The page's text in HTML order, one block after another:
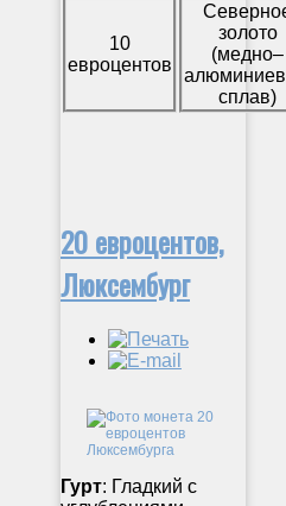
10
евроцентов
золото
(медно–
сплав)
20 евроцентов,
Люксембург
Гурт: Гладкий с